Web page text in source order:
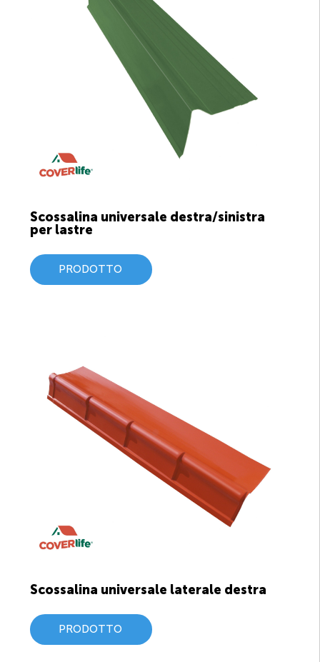
Scossalina universale destra/sinistra
per lastre
PRODOTTO
Scossalina universale laterale destra
PRODOTTO